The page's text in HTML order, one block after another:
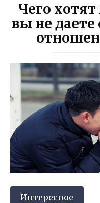
Чего
вы не
Интересное